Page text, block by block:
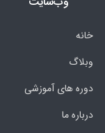
خانه
وبلاگ
دوره های آموزشی
درباره ما